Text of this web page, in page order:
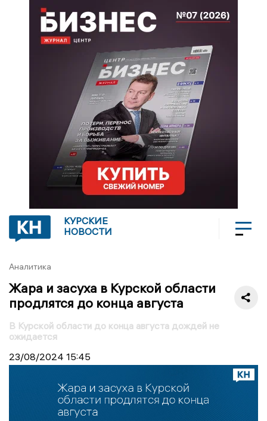
КУРСКИЕ
НОВОСТИ
Аналитика
Жара и засуха в Курской области
продлятся до конца августа
В Курской области до конца августа дождей не
ожидается
23/08/2024 15:45